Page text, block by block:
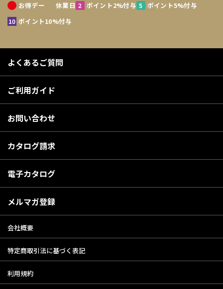
お得デー 休業日 ポイント2%付与
ポイント5%付与
ポイント10%付与
よくあるご質問
ご利用ガイド
お問い合わせ
カタログ請求
電子カタログ
メルマガ登録
会社概要
特定商取引法に基づく表記
利用規約